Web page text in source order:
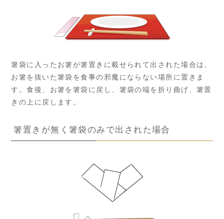
箸袋に入ったお箸が箸置きに載せられて出された場合は、
お箸を抜いた箸袋を食事の邪魔にならない場所に置きま
す。食後、お箸を箸袋に戻し、箸袋の端を折り曲げ、箸置
きの上に戻します。
箸置きが無く箸袋のみで出された場合